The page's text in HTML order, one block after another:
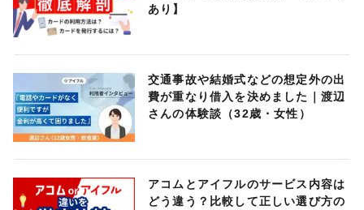
あり】
交通事故や結婚式などの想定外の出
費が重なり借入を決めました｜渡辺
さんの体験談（32歳・女性）
アコムとアイフルのサービス内容は
どう違う？比較して正しい選び方の